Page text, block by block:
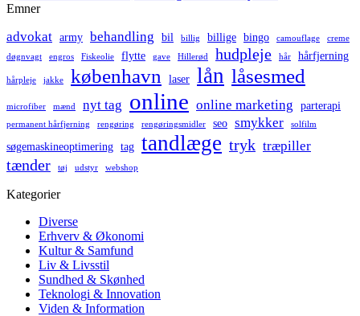
Emner
advokat army behandling bil billig billige bingo camouflage creme
døgnvagt engros Fiskeolie flytte gave Hillerød hudpleje hår hårfjerning
hårpleje jakke københavn laser lån låsesmed
microfiber mænd nyt tag online online marketing parterapi
permanent hårfjerning rengøring rengøringsmidler seo smykker solfilm
søgemaskineoptimering tag tandlæge tryk træpiller
tænder tøj udstyr webshop
Kategorier
Diverse
Erhverv & Økonomi
Kultur & Samfund
Liv & Livsstil
Sundhed & Skønhed
Teknologi & Innovation
Viden & Information